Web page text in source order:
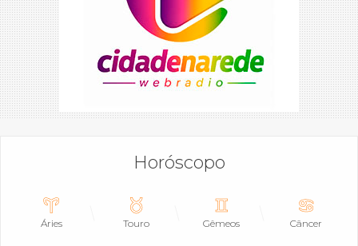
Horóscopo
Áries Touro Gêmeos Câncer